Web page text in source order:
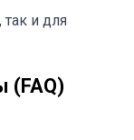
так и для
(FAQ)